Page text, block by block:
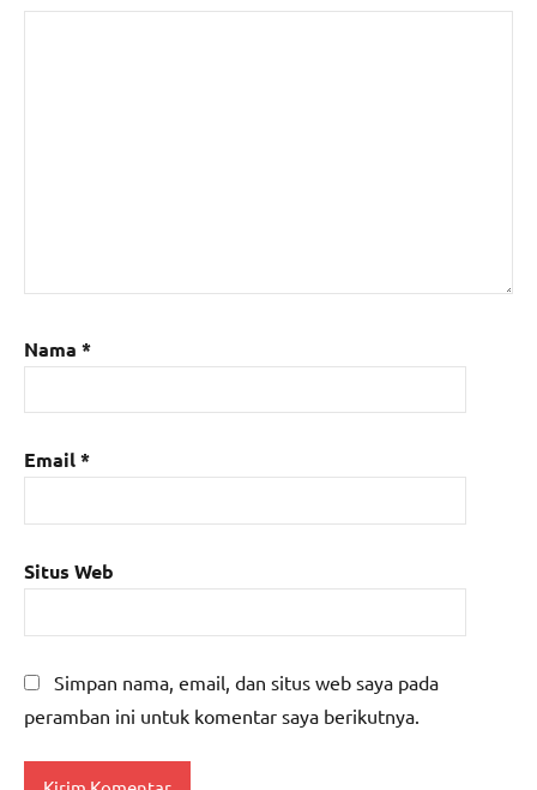
Nama *
Email*
Situs Web
Simpan nama, email, dan situs web saya pada
peramban ini untuk komentar saya berikutnya.